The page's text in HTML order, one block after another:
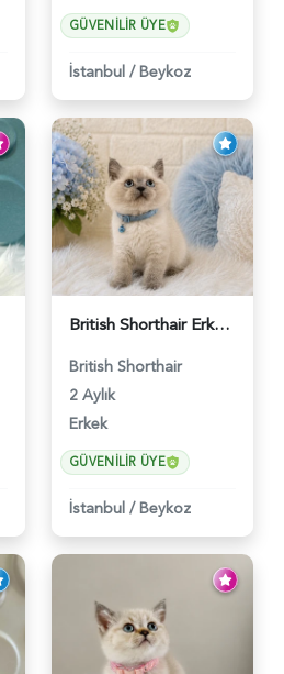
GÜVENILIR ÜYE
İstanbul / Beykoz
British Shorthair Erkek Bluepoint 2 Aylık - 4448
British Shorthair
2 Aylık
Erkek
GÜVENILIR ÜYE
İstanbul / Beykoz